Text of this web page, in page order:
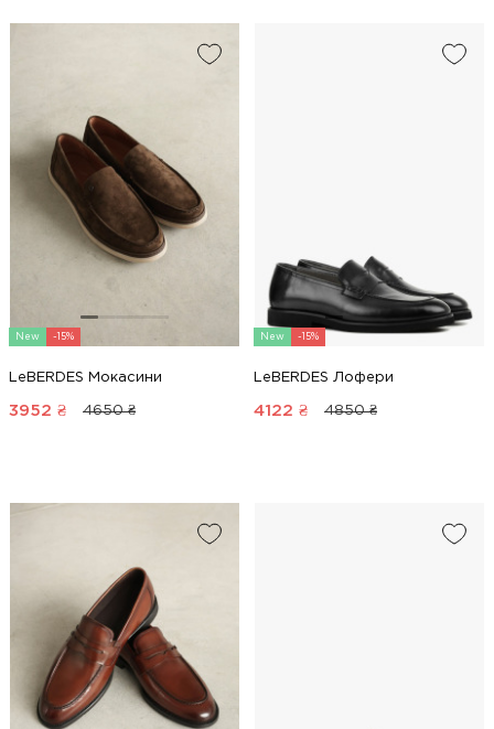
New -15%
LeBERDES Мокасини
3952 ₴ 4650 ₴
New -15%
LeBERDES Лофери
4122 ₴ 4850 ₴